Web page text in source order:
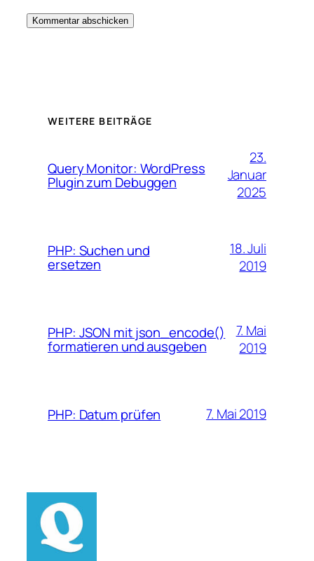
WEITERE BEITRÄGE
Query Monitor: WordPress
Plugin zum Debuggen
23.
Januar
2025
PHP: Suchen und
ersetzen
18. Juli
2019
PHP: JSON mit json_encode()
formatieren und ausgeben
7. Mai
2019
PHP: Datum prüfen 7. Mai 2019